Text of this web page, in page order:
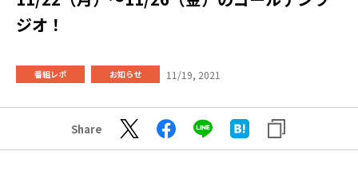
ジオ！
番組レポ お知らせ 11/19, 2021
Share